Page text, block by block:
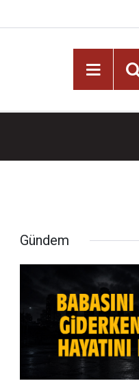
Gündem